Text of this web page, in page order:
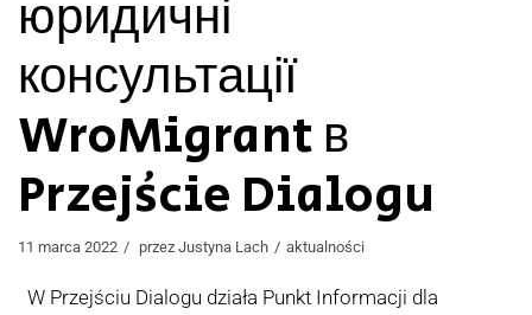
юридичні
консультації
WroMigrant в
Przejście Dialogu
11 marca 2022 przez Justyna Lach aktualności
W Przejściu Dialogu działa Punkt Informacji dla